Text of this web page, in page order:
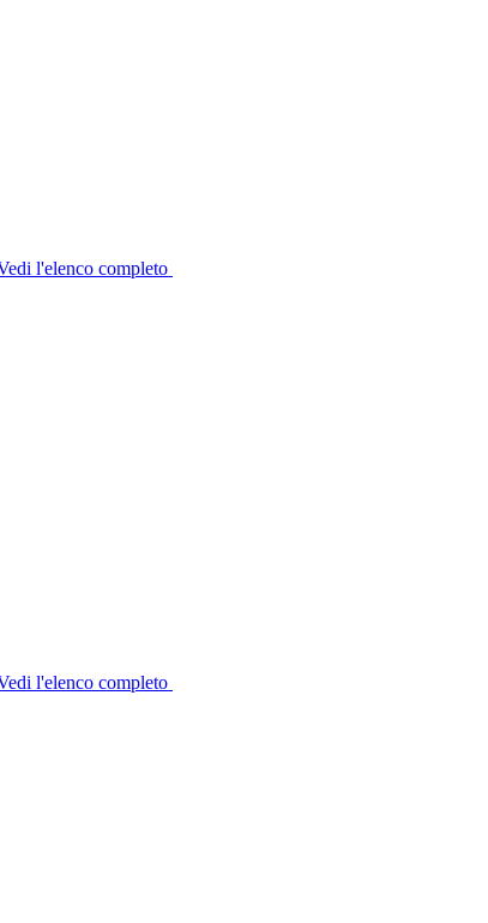
l'elenco completo
l'elenco completo